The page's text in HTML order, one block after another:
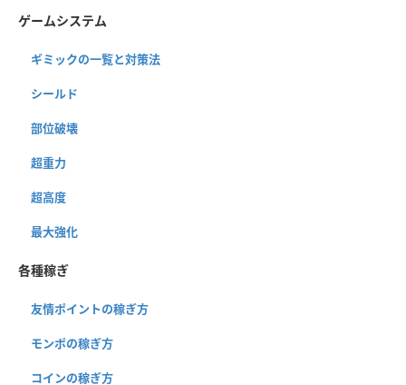
ゲームシステム
ギミックの一覧と対策法
シールド
部位破壊
超重力
超高度
最大強化
各種稼ぎ
友情ポイントの稼ぎ方
モンポの稼ぎ方
コインの稼ぎ方